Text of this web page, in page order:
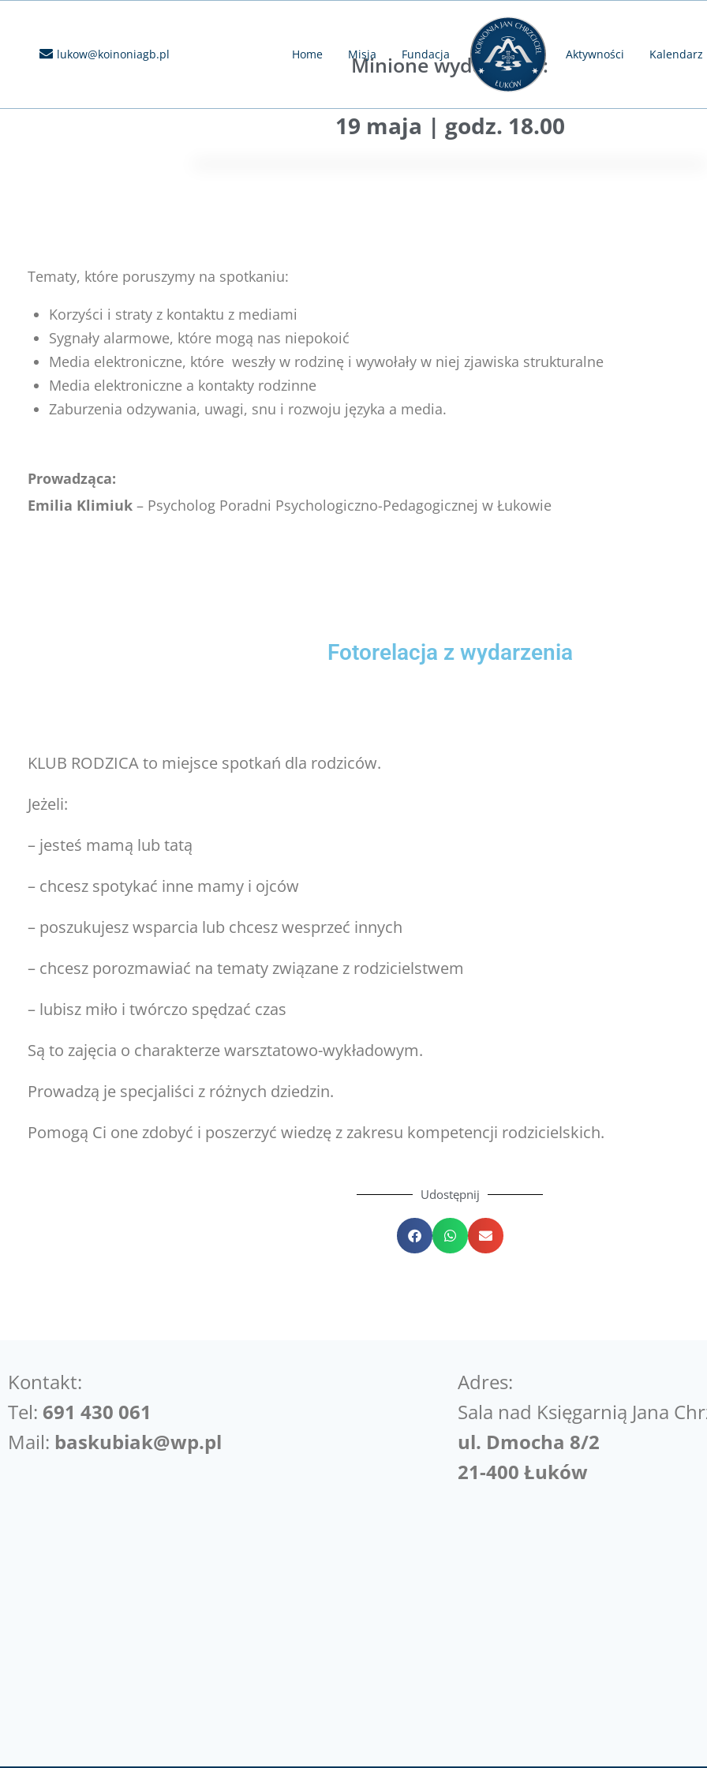
lukow@koinoniagb.pl Home Misja Fundacja Aktywności Kalendarz
Minione wydarzenie:
19 maja | godz. 18.00
Tematy, które poruszymy na spotkaniu:
Korzyści i straty z kontaktu z mediami
Sygnały alarmowe, które mogą nas niepokoić
Media elektroniczne, które weszły w rodzinę i wywołały w niej zjawiska strukturalne
Media elektroniczne a kontakty rodzinne
Zaburzenia odzywania, uwagi, snu i rozwoju języka a media.
Prowadząca:
Emilia Klimiuk – Psycholog Poradni Psychologiczno-Pedagogicznej w Łukowie
Fotorelacja z wydarzenia
KLUB RODZICA to miejsce spotkań dla rodziców.
Jeżeli:
– jesteś mamą lub tatą
– chcesz spotykać inne mamy i ojców
– poszukujesz wsparcia lub chcesz wesprzeć innych
– chcesz porozmawiać na tematy związane z rodzicielstwem
– lubisz miło i twórczo spędzać czas
Są to zajęcia o charakterze warsztatowo-wykładowym.
Prowadzą je specjaliści z różnych dziedzin.
Pomogą Ci one zdobyć i poszerzyć wiedzę z zakresu kompetencji rodzicielskich.
Udostępnij
Kontakt:
Tel: 691 430 061
Mail: baskubiak@wp.pl
Adres:
Sala nad Księgarnią Jana
ul. Dmocha 8/2
21-400 Łuków